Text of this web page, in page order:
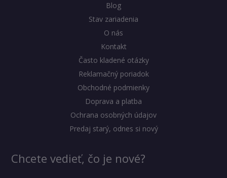
Blog
Stav zariadenia
O nás
Kontakt
Často kladené otázky
Reklamačný poriadok
Obchodné podmienky
Doprava a platba
Ochrana osobných údajov
Predaj starý, odnes si nový
Chcete vedieť, čo je nové?